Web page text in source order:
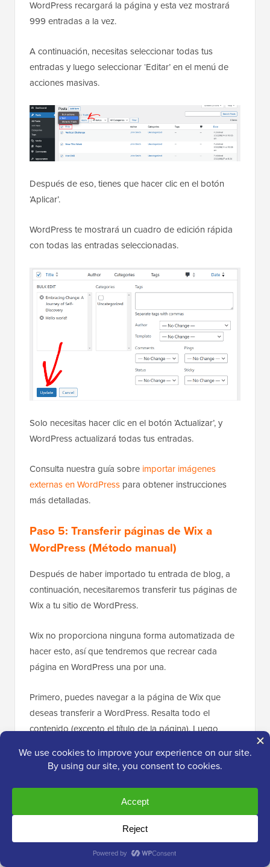
WordPress recargará la página y esta vez mostrará
999 entradas a la vez.
A continuación, necesitas seleccionar todas tus
entradas y luego seleccionar ‘Editar’ en el menú de
acciones masivas.
Después de eso, tienes que hacer clic en el botón
‘Aplicar’.
WordPress te mostrará un cuadro de edición rápida
con todas las entradas seleccionadas.
Solo necesitas hacer clic en el botón ‘Actualizar’, y
WordPress actualizará todas tus entradas.
Consulta nuestra guía sobre importar imágenes
externas en WordPress para obtener instrucciones
más detalladas.
Paso 5: Transferir páginas de Wix a
WordPress (Método manual)
Después de haber importado tu entrada de blog, a
continuación, necesitaremos transferir tus páginas de
Wix a tu sitio de WordPress.
Wix no proporciona ninguna forma automatizada de
hacer esto, así que tendremos que recrear cada
página en WordPress una por una.
Primero, puedes navegar a la página de Wix que
deseas transferir a WordPress. Resalta todo el
contenido (excepto el título de la página). Luego